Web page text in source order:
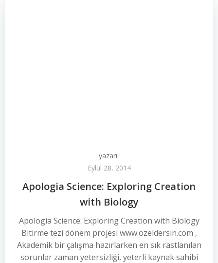
yazarı
Eylül 28, 2014
Apologia Science: Exploring Creation
with Biology
Apologia Science: Exploring Creation with Biology
Bitirme tezi dönem projesi www.ozeldersin.com ,
Akademik bir çalışma hazırlarken en sık rastlanılan
sorunlar zaman yetersizliği, yeterli kaynak sahibi